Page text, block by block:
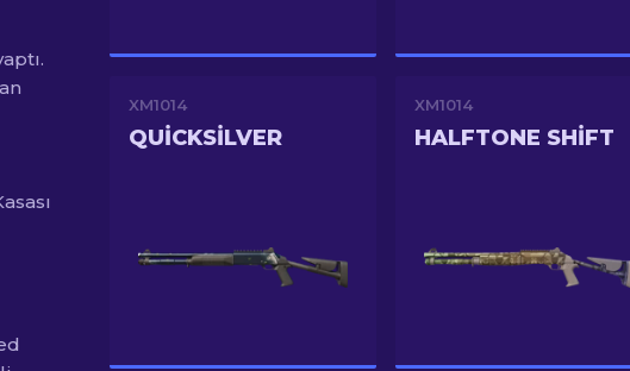
XM1014
QUICKSILVER
XM1014
HALFTONE SHIFT